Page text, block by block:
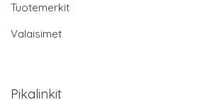
Tuotemerkit
Valaisimet
Pikalinkit